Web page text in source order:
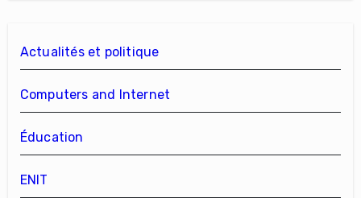
Actualités et politique
Computers and Internet
Éducation
ENIT